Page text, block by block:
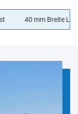
40 mm Breite LOGO